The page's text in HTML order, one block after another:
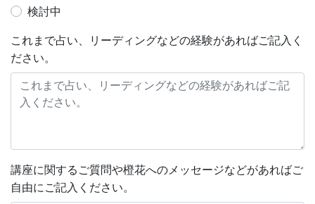
検討中
これまで占い、リーディングなどの経験があればご記入く
ださい。
講座に関するご質問や橙花へのメッセージなどがあればご
自由にご記入ください。